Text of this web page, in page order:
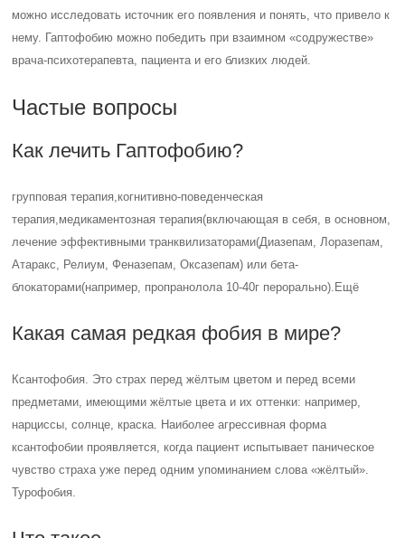
можно исследовать источник его появления и понять, что привело к
нему. Гаптофобию можно победить при взаимном «содружестве»
врача-психотерапевта, пациента и его близких людей.
Частые вопросы
Как лечить Гаптофобию?
групповая терапия,когнитивно-поведенческая
терапия,медикаментозная терапия(включающая в себя, в основном,
лечение эффективными транквилизаторами(Диазепам, Лоразепам,
Атаракс, Релиум, Феназепам, Оксазепам) или бета-
блокаторами(например, пропранолола 10-40г перорально).Ещё
Какая самая редкая фобия в мире?
Ксантофобия. Это страх перед жёлтым цветом и перед всеми
предметами, имеющими жёлтые цвета и их оттенки: например,
нарциссы, солнце, краска. Наиболее агрессивная форма
ксантофобии проявляется, когда пациент испытывает паническое
чувство страха уже перед одним упоминанием слова «жёлтый».
Турофобия.